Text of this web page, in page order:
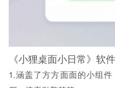
《小狸桌面小日常》软
1.涵盖了方方面面的小组